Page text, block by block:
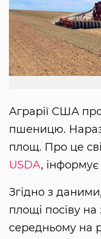
Аграрії США
пшеницю.
площ. Про це
USDA, інформує
Згідно з
площі посіву на
середньому на